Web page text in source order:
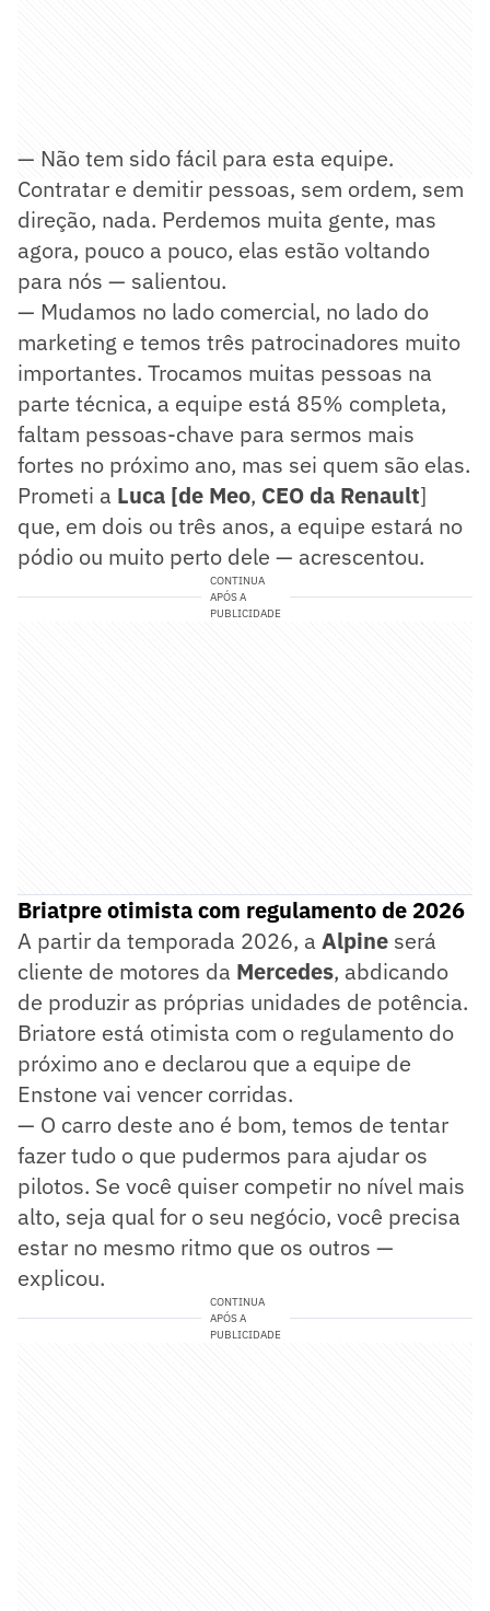
— Não tem sido fácil para esta equipe.
Contratar e demitir pessoas, sem ordem, sem
direção, nada. Perdemos muita gente, mas
agora, pouco a pouco, elas estão voltando
para nós — salientou.
— Mudamos no lado comercial, no lado do
marketing e temos três patrocinadores muito
importantes. Trocamos muitas pessoas na
parte técnica, a equipe está 85% completa,
faltam pessoas-chave para sermos mais
fortes no próximo ano, mas sei quem são elas.
Prometi a Luca [de Meo, CEO da Renault]
que, em dois ou três anos, a equipe estará no
pódio ou muito perto dele — acrescentou.
CONTINUA
APÓS A
PUBLICIDADE
Briatpre otimista com regulamento de 2026
A partir da temporada 2026, a Alpine será
cliente de motores da Mercedes, abdicando
de produzir as próprias unidades de potência.
Briatore está otimista com o regulamento do
próximo ano e declarou que a equipe de
Enstone vai vencer corridas.
— O carro deste ano é bom, temos de tentar
fazer tudo o que pudermos para ajudar os
pilotos. Se você quiser competir no nível mais
alto, seja qual for o seu negócio, você precisa
estar no mesmo ritmo que os outros —
explicou.
CONTINUA
APÓS A
PUBLICIDADE